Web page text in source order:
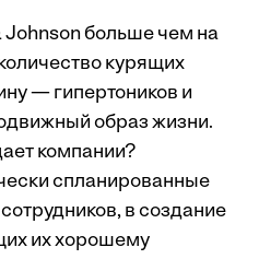
Johnson больше чем на
курящих
— гипертоников и
образ жизни.
компании?
спланированные
в создание
их хорошему